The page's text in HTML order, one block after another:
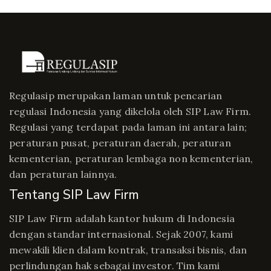
Regulasip merupakan laman untuk pencarian
regulasi Indonesia yang dikelola oleh SIP Law Firm.
Regulasi yang terdapat pada laman ini antara lain;
peraturan pusat, peraturan daerah, peraturan
kementerian, peraturan lembaga non kementerian,
dan peraturan lainnya.
Tentang SIP Law Firm
SIP Law Firm adalah kantor hukum di Indonesia
dengan standar internasional. Sejak 2007, kami
mewakili klien dalam kontrak, transaksi bisnis, dan
perlindungan hak sebagai investor. Tim kami